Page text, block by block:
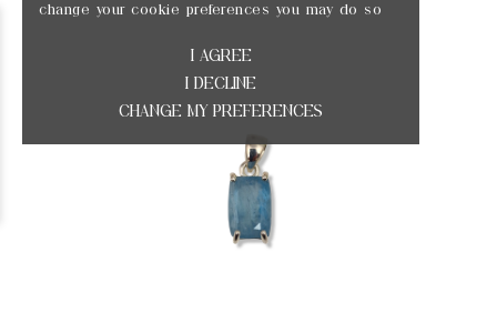
change your cookie preferences you may do so
I AGREE
I DECLINE
CHANGE MY PREFERENCES